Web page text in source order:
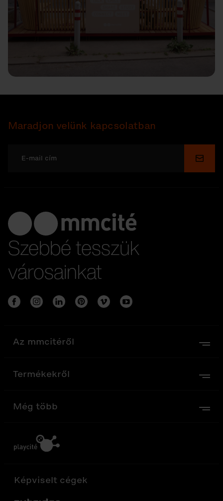
Maradjon velünk kapcsolatban
Szebbé tesszük
városainkat
Az mmcitéről
Termékekről
Még több
Képviselt cégek